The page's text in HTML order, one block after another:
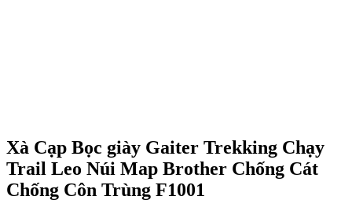
Xà Cạp Bọc giày Gaiter Trekking Chạy
Trail Leo Núi Map Brother Chống Cát
Chống Côn Trùng F1001